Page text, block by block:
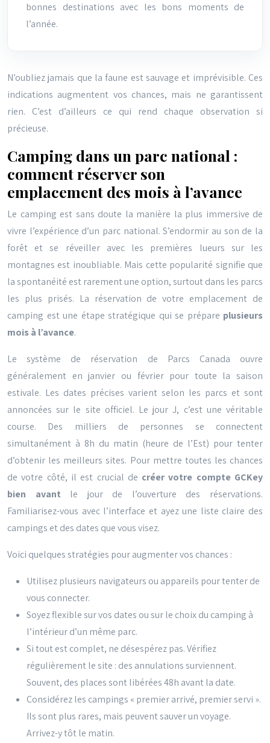
bonnes destinations avec les bons moments de
l’année.
N’oubliez jamais que la faune est sauvage et imprévisible. Ces
indications augmentent vos chances, mais ne garantissent
rien. C’est d’ailleurs ce qui rend chaque observation si
précieuse.
Camping dans un parc national :
comment réserver son
emplacement des mois à l’avance
Le camping est sans doute la manière la plus immersive de
vivre l’expérience d’un parc national. S’endormir au son de la
forêt et se réveiller avec les premières lueurs sur les
montagnes est inoubliable. Mais cette popularité signifie que
la spontanéité est rarement une option, surtout dans les parcs
les plus prisés. La réservation de votre emplacement de
camping est une étape stratégique qui se prépare plusieurs
mois à l’avance.
Le système de réservation de Parcs Canada ouvre
généralement en janvier ou février pour toute la saison
estivale. Les dates précises varient selon les parcs et sont
annoncées sur le site officiel. Le jour J, c’est une véritable
course. Des milliers de personnes se connectent
simultanément à 8h du matin (heure de l’Est) pour tenter
d’obtenir les meilleurs sites. Pour mettre toutes les chances
de votre côté, il est crucial de créer votre compte GCKey
bien avant le jour de l’ouverture des réservations.
Familiarisez-vous avec l’interface et ayez une liste claire des
campings et des dates que vous visez.
Voici quelques stratégies pour augmenter vos chances :
Utilisez plusieurs navigateurs ou appareils pour tenter de
vous connecter.
Soyez flexible sur vos dates ou sur le choix du camping à
l’intérieur d’un même parc.
Si tout est complet, ne désespérez pas. Vérifiez
régulièrement le site : des annulations surviennent.
Souvent, des places sont libérées 48h avant la date.
Considérez les campings « premier arrivé, premier servi ».
Ils sont plus rares, mais peuvent sauver un voyage.
Arrivez-y tôt le matin.